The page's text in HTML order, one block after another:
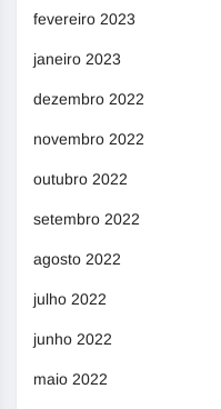
fevereiro 2023
janeiro 2023
dezembro 2022
novembro 2022
outubro 2022
setembro 2022
agosto 2022
julho 2022
junho 2022
maio 2022